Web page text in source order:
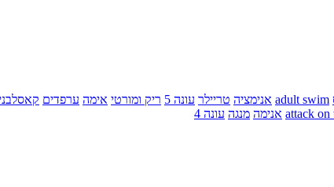
adult swim אנימציה טריילר עונה 5 ריק ומורטי אימה ערפדים
attack on אנימה מנגה עונה 4